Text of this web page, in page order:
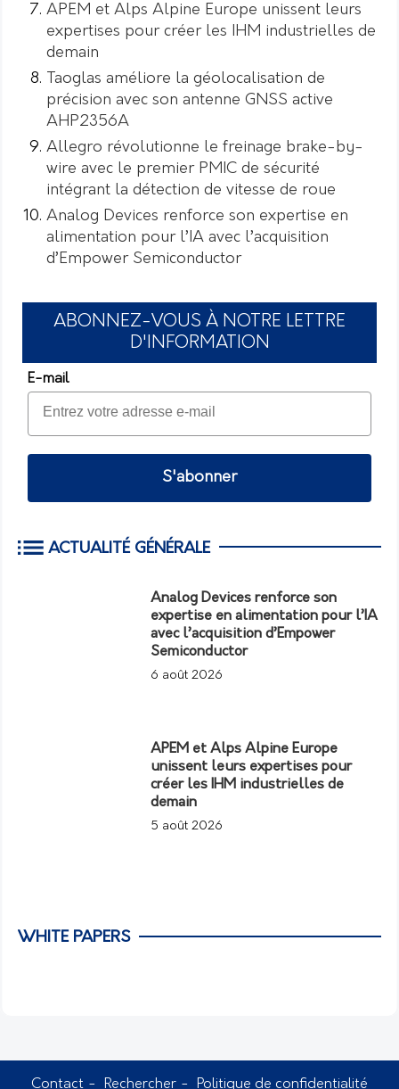
APEM et Alps Alpine Europe unissent leurs
expertises pour créer les IHM industrielles de
demain
Taoglas améliore la géolocalisation de
précision avec son antenne GNSS active
AHP2356A
Allegro révolutionne le freinage brake-by-
wire avec le premier PMIC de sécurité
intégrant la détection de vitesse de roue
Analog Devices renforce son expertise en
alimentation pour l’IA avec l’acquisition
d’Empower Semiconductor
ABONNEZ-VOUS À NOTRE LETTRE
D'INFORMATION
E-mail
S'abonner
ACTUALITÉ GÉNÉRALE
Analog Devices renforce son
expertise en alimentation pour l’IA
avec l’acquisition d’Empower
Semiconductor
6 août 2026
APEM et Alps Alpine Europe
unissent leurs expertises pour
créer les IHM industrielles de
demain
5 août 2026
WHITE PAPERS
Contact Rechercher Politique de confidentialité